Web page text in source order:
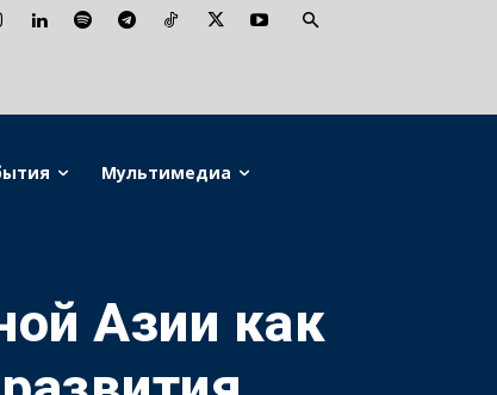
Мультимедиа
Азии как